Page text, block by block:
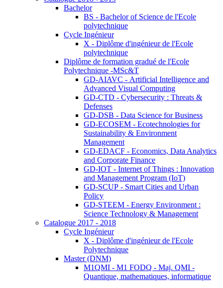
Bachelor
BS - Bachelor of Science de l'Ecole
polytechnique
Cycle Ingénieur
X - Diplôme d'ingénieur de l'Ecole
polytechnique
Diplôme de formation gradué de l'Ecole
Polytechnique -MSc&T
GD-AIAVC - Artificial Intelligence and
Advanced Visual Computing
GD-CTD - Cybersecurity : Threats &
Defenses
GD-DSB - Data Science for Business
GD-ECOSEM - Ecotechnologies for
Sustainability & Environment
Management
GD-EDACF - Economics, Data Analytics
and Corporate Finance
GD-IOT - Internet of Things : Innovation
and Management Program (IoT)
GD-SCUP - Smart Cities and Urban
Policy
GD-STEEM - Energy Environment :
Science Technology & Management
Catalogue 2017 - 2018
Cycle Ingénieur
X - Diplôme d'ingénieur de l'Ecole
Polytechnique
Master (DNM)
M1QMI - M1 FODQ - Maj. QMI -
Quantique, mathematiques, informatique